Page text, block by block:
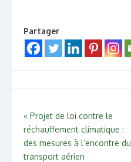
Partager
Navigation
de
l’article
« Projet de loi contre le
réchauffement climatique :
des mesures à l’encontre du
transport aérien